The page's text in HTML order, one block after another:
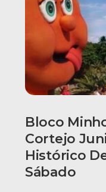
Bloco
Cortejo
Histórico
Sábado